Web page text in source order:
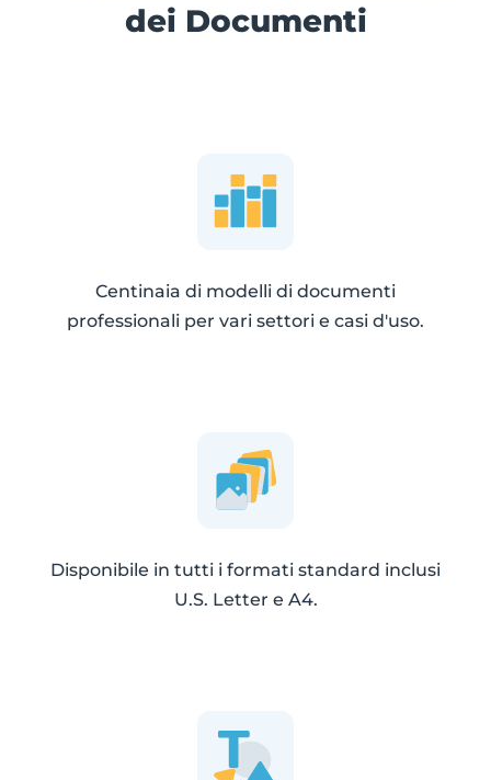
dei Documenti
Centinaia di modelli di documenti
professionali per vari settori e casi d'uso.
Disponibile in tutti i formati standard inclusi
U.S. Letter e A4.